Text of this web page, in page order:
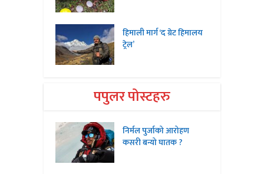
हिमाली मार्ग ‘द ग्रेट हिमालय
ट्रेल’
पपुलर पोस्टहरु
निर्मल पुर्जाको आरोहण
कसरी बन्यो घातक ?